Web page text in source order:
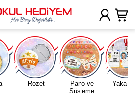
Rozet
Pano ve
Süsleme
Yaka
Uygulamada Aç